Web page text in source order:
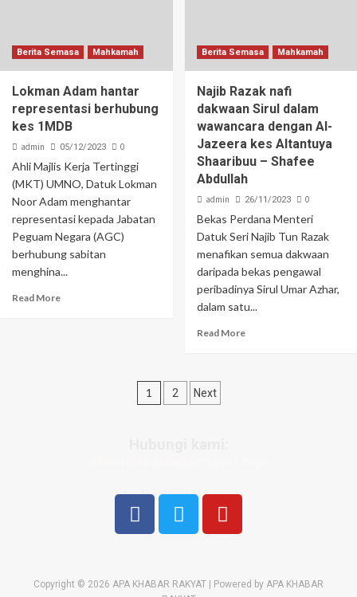
Berita Semasa Mahkamah
Lokman Adam hantar
representasi berhubung
kes 1MDB
admin 05/12/2023 0
Ahli Majlis Kerja Tertinggi
(MKT) UMNO, Datuk Lokman
Noor Adam menghantar
representasi kepada Jabatan
Peguam Negara (AGC)
berhubung sabitan
menghina...
Read More
Berita Semasa Mahkamah
Najib Razak nafi
dakwaan Sirul dalam
wawancara dengan Al-
Jazeera kes Altantuya
Shaaribuu – Shafee
Abdullah
admin 26/11/2023 0
Bekas Perdana Menteri
Datuk Seri Najib Tun Razak
menafikan semua dakwaan
daripada bekas pengawal
peribadinya Sirul Umar Azhar,
dalam satu...
Read More
1 2 Next
Media sosial kami:
Copyright © 2026 APA KHABAR RAKYAT | Powered by APA KHABAR